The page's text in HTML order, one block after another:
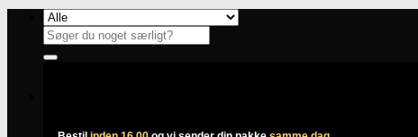
Fortsæt
indhold
Søg
efter: